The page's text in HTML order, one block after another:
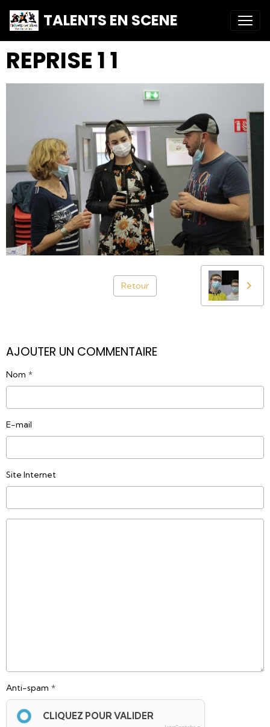
TALENTS EN SCENE
REPRISE 1 1
Retour
AJOUTER UN COMMENTAIRE
Nom
E-mail
Site Internet
Anti-spam
CLIQUEZ POUR VALIDER